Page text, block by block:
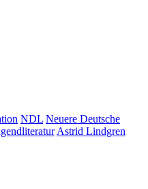
NDL Neuere Deutsche
Astrid Lindgren